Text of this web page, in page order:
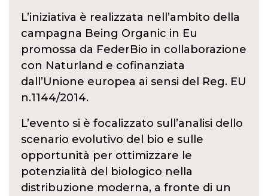
L’iniziativa è realizzata nell’ambito della
campagna Being Organic in Eu
promossa da FederBio in collaborazione
con Naturland e cofinanziata
dall’Unione europea ai sensi del Reg. EU
n.1144/2014.
L’evento si è focalizzato sull’analisi dello
scenario evolutivo del bio e sulle
opportunità per ottimizzare le
potenzialità del biologico nella
distribuzione moderna, a fronte di un